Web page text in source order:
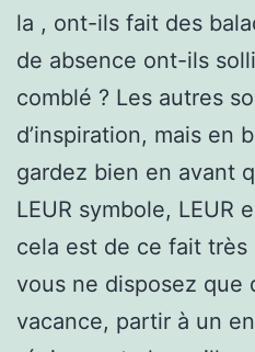
la , ont-ils fait des
de absence ont-ils
comblé ? Les autres
d’inspiration, mais en
gardez bien en avant
LEUR symbole, LEUR
cela est de ce fait très
vous ne disposez que
vacance, partir à un